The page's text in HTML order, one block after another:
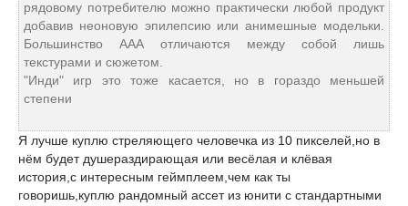
рядовому потребителю можно практически любой продукт
добавив неоновую эпилепсию или анимешные модельки.
Большинство ААА отличаются между собой лишь
текстурами и сюжетом.
"Инди" игр это тоже касается, но в гораздо меньшей
степени
Я лучше куплю стреляющего человечка из 10 пикселей,но в
нём будет душераздирающая или весёлая и клёвая
история,с интересным геймплеем,чем как ты
говоришь,куплю рандомный ассет из юнити с стандартными